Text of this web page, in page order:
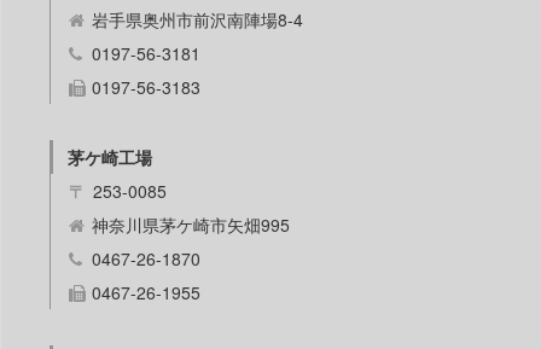
岩手県奥州市前沢南陣場8-4
0197-56-3181
0197-56-3183
茅ケ崎工場
〒 253-0085
神奈川県茅ケ崎市矢畑995
0467-26-1870
0467-26-1955